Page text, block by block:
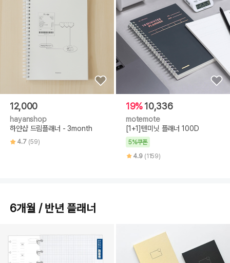
12,000
hayanshop
하얀샵 드림플래너 - 3month
4.7 (59)
19%10,336
motemote
[1+1]텐미닛 플래너 100D
5%쿠폰
4.9 (1159)
6개월 / 반년 플래너